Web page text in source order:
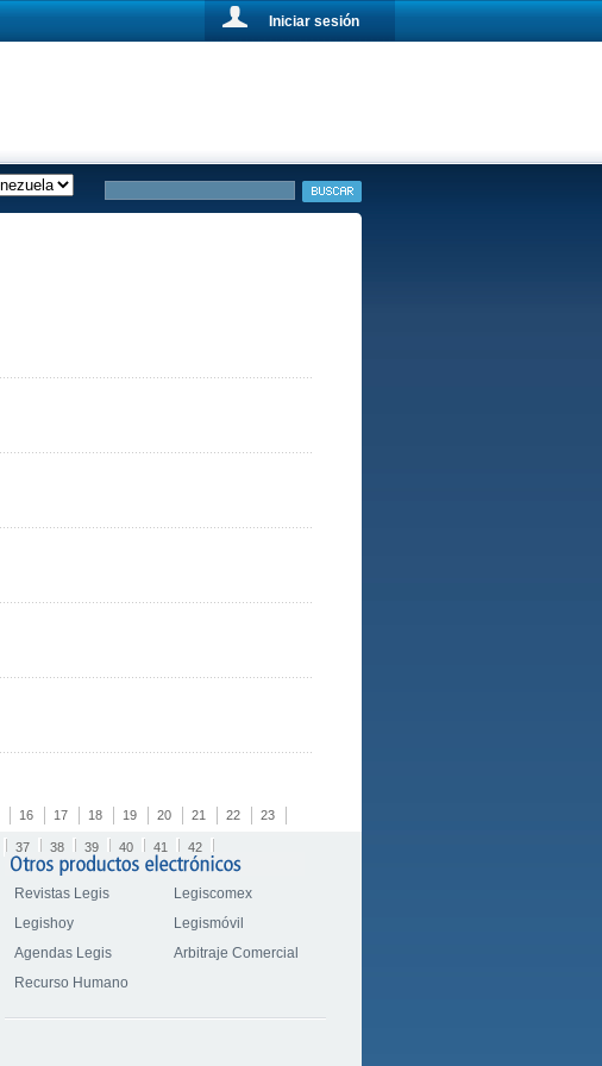
Iniciar sesión
16 17 18 19 20 21 22 23
37 38 39 40 41 42
Revistas Legis
Legiscomex
Legishoy
Legismóvil
Agendas Legis
Arbitraje Comercial
Recurso Humano